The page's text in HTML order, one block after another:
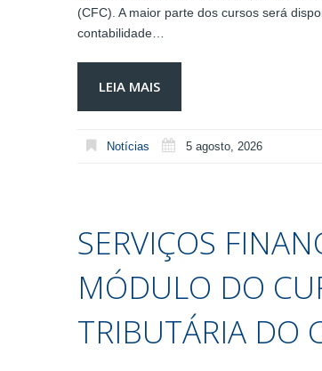
(CFC). A maior parte dos cursos será
contabilidade…
LEIA MAIS
Notícias 5 agosto, 2026
SERVIÇOS
MÓDULO DO
TRIBUTÁRIA DO